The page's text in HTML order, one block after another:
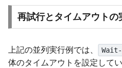
再試行とタイムアウトの
上記の並列実行例では、
体のタイムアウトを設定して